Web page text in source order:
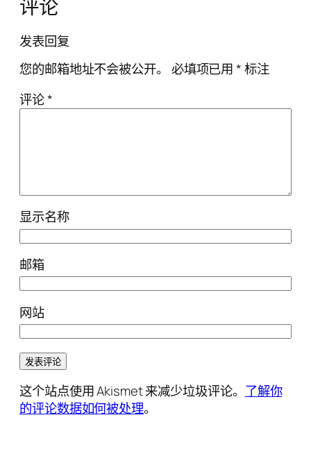
评论
发表回复
您的邮箱地址不会被公开。 必填项已用*标注
评论*
显示名称
邮箱
网站
这个站点使用 Akismet 来减少垃圾评论。 了解你
的评论数据如何被处理。